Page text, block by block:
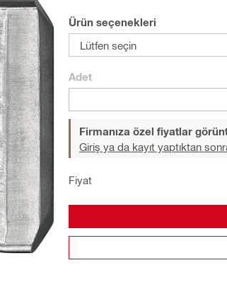
Ürün seçenekleri
Lütfen seçin
Adet
Firmanıza özel fiyatlar
Giriş ya da kayıt yaptıktan
Fiyat